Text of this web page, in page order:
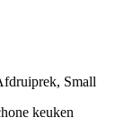
Small
keuken